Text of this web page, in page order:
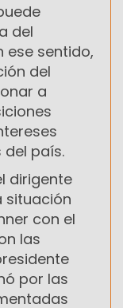
del
ese sentido,
del
a
país.
dirigente
situación
con el
las
por las